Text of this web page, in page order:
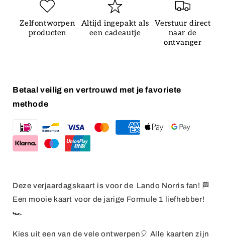
Zelfontworpen
producten
Altijd ingepakt als
een cadeautje
Verstuur direct
naar de
ontvanger
Betaal veilig en vertrouwd met je favoriete
methode
Deze verjaardagskaart is voor de Lando Norris fan! 🏁
Een mooie kaart voor de jarige Formule 1 liefhebber!
🏎️
Kies uit een van de vele ontwerpen🎈 Alle kaarten zijn